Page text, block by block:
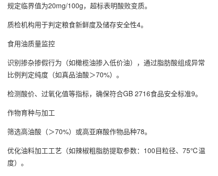
规定临界值为20mg/100g，超标表明酸败变质‌。
质检机构用于判定粮食新鲜度及储存安全性‌4。
‌食用油质量监控‌
识别掺杂掺假行为（如橄榄油掺入低价油），通过‌脂肪酸组成异常
比例判定纯度‌（如真品油酸＞70%）‌。
检测酸价、过氧化值等指标，确保符合GB 2716食品安全标准‌9。
‌作物育种与加工‌
筛选高油酸（＞70%）或高亚麻酸作物品种‌78。
优化油料加工工艺（如辣椒粗脂肪提取参数：100目粒径、75℃温
度）‌。